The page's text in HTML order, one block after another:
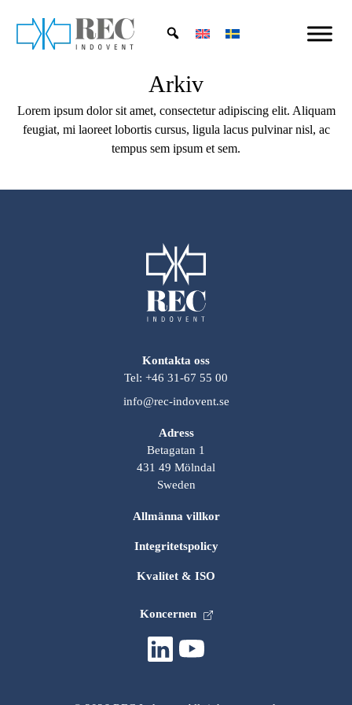
Arkiv
Lorem ipsum dolor sit amet, consectetur adipiscing elit. Aliquam
feugiat, mi laoreet lobortis cursus, ligula lacus pulvinar nisl, ac
tempus sem ipsum et sem.
Kontakta oss
Tel: +46 31-67 55 00
info@rec-indovent.se
Adress
Betagatan 1
431 49 Mölndal
Sweden
Allmänna villkor
Integritetspolicy
Kvalitet & ISO
Koncernen